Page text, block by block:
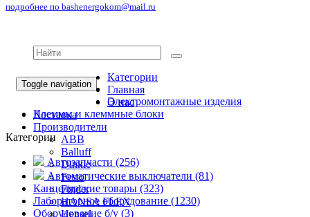
подробнее по bashenergokom@mail.ru
Toggle navigation
Категории
Главная
О нас
Доставка
Производители
ABB
Balluff
Dinkle
Festo
Finder
HANSA FLEX
Hensel
Электромонтажные изделия
Клеммы и клеммные блоки
Категории
Автозапчасти (256)
Автоматические выключатели (81)
Канцелярские товары (323)
Лабораторное оборудование (1230)
Оборудование б/у (3)